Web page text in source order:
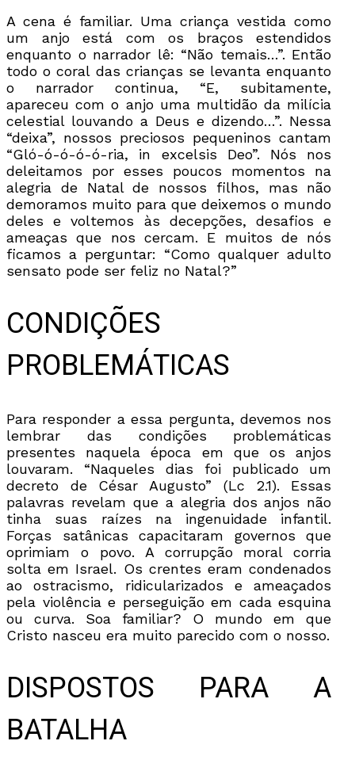
A cena é familiar. Uma criança vestida como
um anjo está com os braços estendidos
enquanto o narrador lê: “Não temais…”. Então
todo o coral das crianças se levanta enquanto
o narrador continua, “E, subitamente,
apareceu com o anjo uma multidão da milícia
celestial louvando a Deus e dizendo…”. Nessa
“deixa”, nossos preciosos pequeninos cantam
“Gló-ó-ó-ó-ó-ria, in excelsis Deo”. Nós nos
deleitamos por esses poucos momentos na
alegria de Natal de nossos filhos, mas não
demoramos muito para que deixemos o mundo
deles e voltemos às decepções, desafios e
ameaças que nos cercam. E muitos de nós
ficamos a perguntar: “Como qualquer adulto
sensato pode ser feliz no Natal?”
CONDIÇÕES
PROBLEMÁTICAS
Para responder a essa pergunta, devemos nos
lembrar das condições problemáticas
presentes naquela época em que os anjos
louvaram. “Naqueles dias foi publicado um
decreto de César Augusto” (Lc 2.1). Essas
palavras revelam que a alegria dos anjos não
tinha suas raízes na ingenuidade infantil.
Forças satânicas capacitaram governos que
oprimiam o povo. A corrupção moral corria
solta em Israel. Os crentes eram condenados
ao ostracismo, ridicularizados e ameaçados
pela violência e perseguição em cada esquina
ou curva. Soa familiar? O mundo em que
Cristo nasceu era muito parecido com o nosso.
DISPOSTOS PARA A
BATALHA